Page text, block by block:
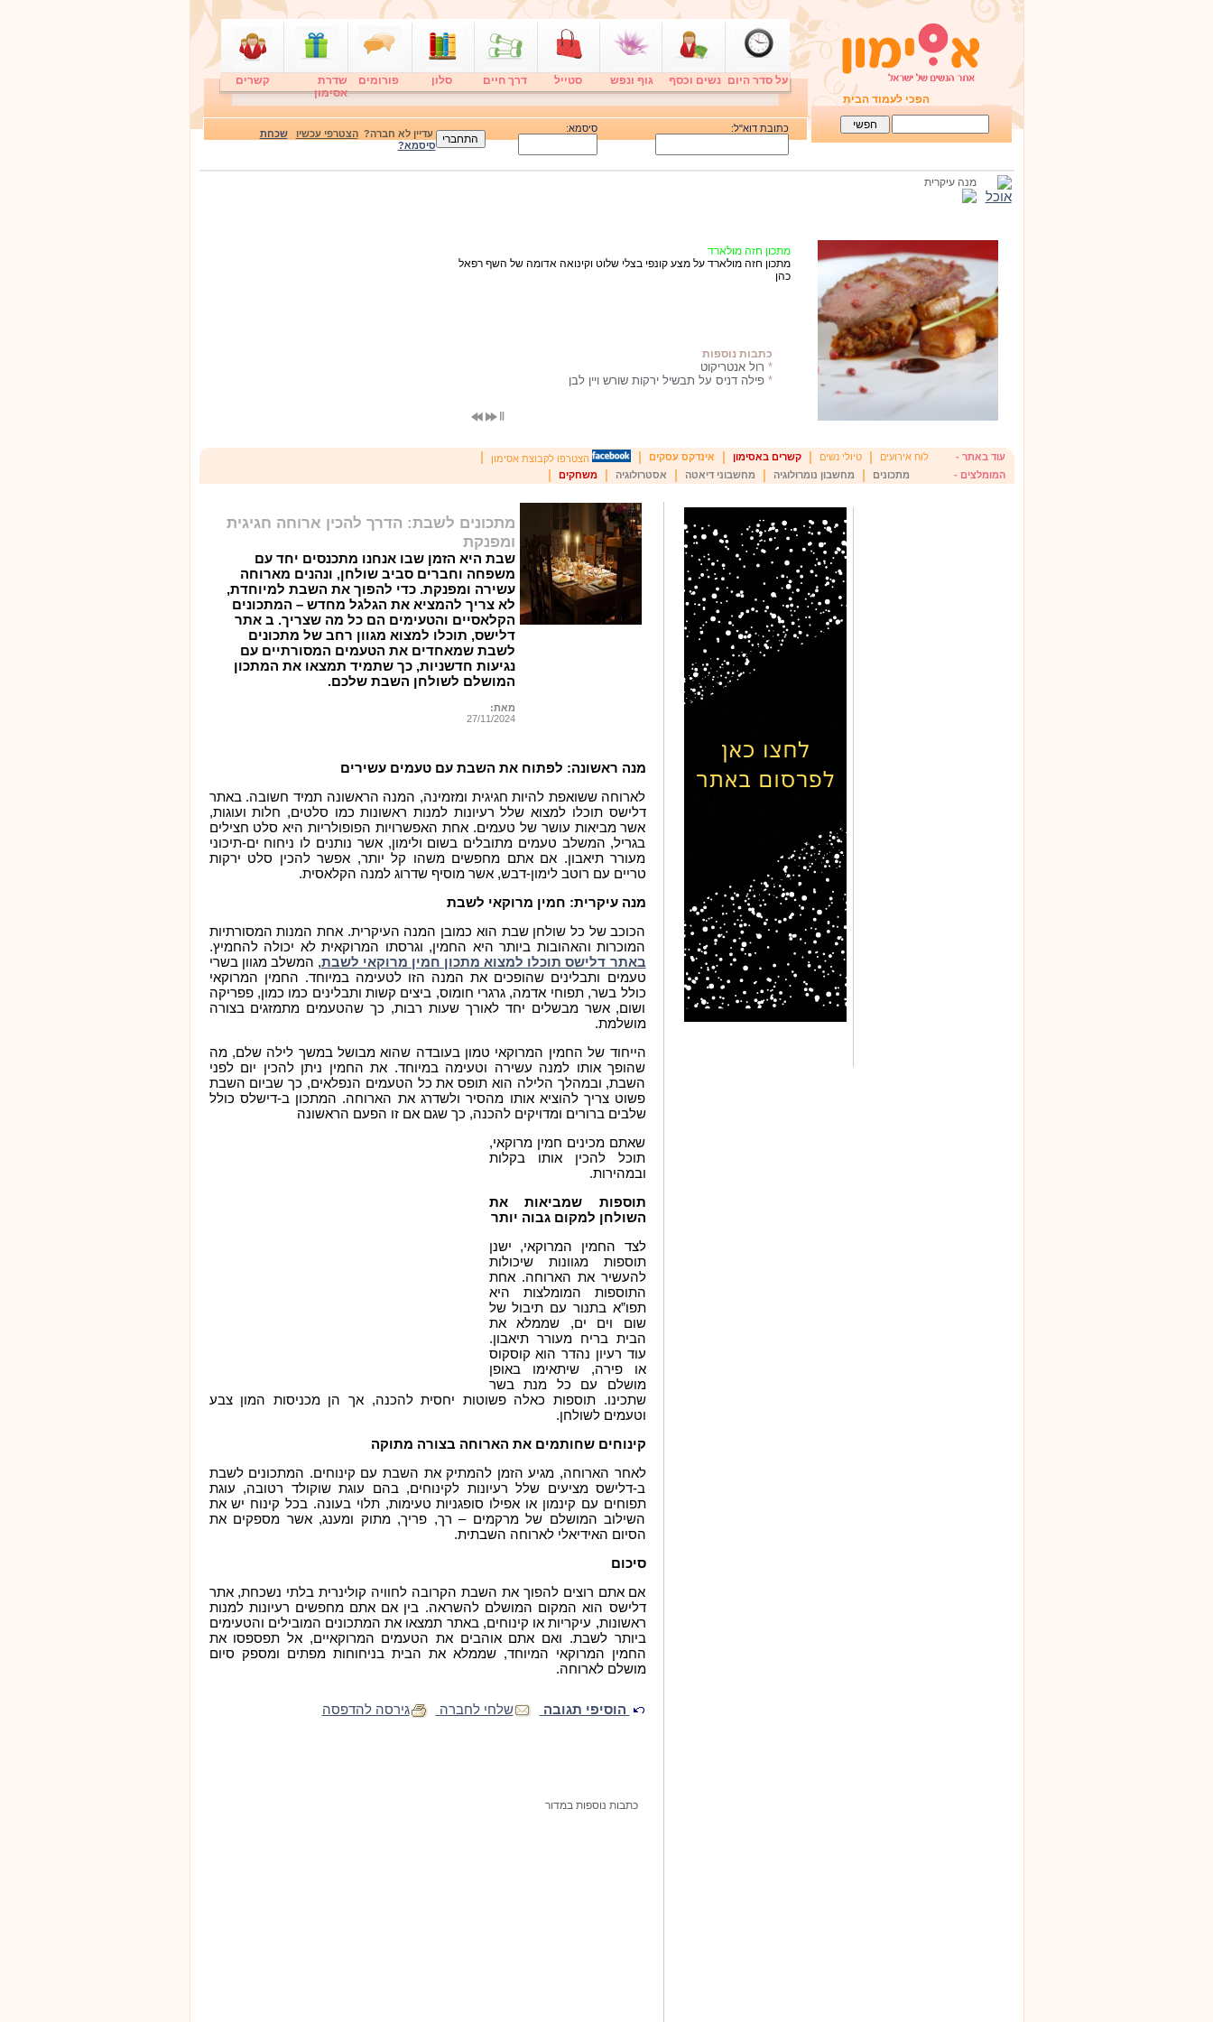
הפכי לעמוד הבית
על סדר היום נשים וכסף גוף ונפש סטייל דרך חיים סלון פורומים
שדרת
אסימון
קשרים
כתובת דוא"ל: סיסמא: עדיין לא חברה?הצטרפי עכשיו
שכחת
סיסמא?
מנה עיקרית
מתכון חזה מולארד
מתכון חזה מולארד על מצע קונפי בצלי שלוט וקינואה אדומה של השף רפאל
כהן
כתבות נוספות
* רול אנטריקוט
*פילה דניס על תבשיל ירקות שורש ויין לבן
עוד באתר - לוח אירועים |טיולי נשים |קשרים באסימון אינדקס עסקים הצטרפו לקבוצת אסימון
המומלצים - מתכונים מחשבון נומרולוגיה מחשבוני דיאטה אסטרולוגיה |משחקים
מתכונים לשבת: הדרך להכין ארוחה חגיגית
ומפנקת
שבת היא הזמן שבו אנחנו מתכנסים יחד עם
משפחה וחברים סביב שולחן, ונהנים מארוחה
עשירה ומפנקת. כדי להפוך את השבת למיוחדת,
לא צריך להמציא את הגלגל מחדש – המתכונים
הקלאסיים והטעימים הם כל מה שצריך. ב אתר
דלישס, תוכלו למצוא מגוון רחב של מתכונים
לשבת שמאחדים את הטעמים המסורתיים עם
נגיעות חדשניות, כך שתמיד תמצאו את המתכון
המושלם לשולחן השבת שלכם.
מאת:
27/11/2024
מנה ראשונה: לפתוח את השבת עם טעמים עשירים
לארוחה ששואפת להיות חגיגית ומזמינה, המנה הראשונה תמיד חשובה. באתר
דלישס תוכלו למצוא שלל רעיונות למנות ראשונות כמו סלטים, חלות ועוגות,
אשר מביאות עושר של טעמים. אחת האפשרויות הפופולריות היא סלט חצילים
בגריל, המשלב טעמים מתובלים בשום ולימון, אשר נותנים לו ניחוח ים-תיכוני
מעורר תיאבון. אם אתם מחפשים משהו קל יותר, אפשר להכין סלט ירקות
טריים עם רוטב לימון-דבש, אשר מוסיף שדרוג למנה הקלאסית.
מנה עיקרית: חמין מרוקאי לשבת
הכוכב של כל שולחן שבת הוא כמובן המנה העיקרית. אחת המנות המסורתיות
המוכרות והאהובות ביותר היא החמין, וגרסתו המרוקאית לא יכולה להחמיץ.
באתר דלישס תוכלו למצוא מתכון חמין מרוקאי לשבת, המשלב מגוון בשרי
טעמים ותבלינים שהופכים את המנה הזו לטעימה במיוחד. החמין המרוקאי
כולל בשר, תפוחי אדמה, גרגרי חומוס, ביצים קשות ותבלינים כמו כמון, פפריקה
ושום, אשר מבשלים יחד לאורך שעות רבות, כך שהטעמים מתמזגים בצורה
מושלמת.
הייחוד של החמין המרוקאי טמון בעובדה שהוא מבושל במשך לילה שלם, מה
שהופך אותו למנה עשירה וטעימה במיוחד. את החמין ניתן להכין יום לפני
השבת, ובמהלך הלילה הוא תופס את כל הטעמים הנפלאים, כך שביום השבת
פשוט צריך להוציא אותו מהסיר ולשדרג את הארוחה. המתכון ב-דישלס כולל
שלבים ברורים ומדויקים להכנה, כך שגם אם זו הפעם הראשונה
שאתם מכינים חמין מרוקאי,
תוכל להכין אותו בקלות
ובמהירות.
תוספות שמביאות את
השולחן למקום גבוה יותר
לצד החמין המרוקאי, ישנן
תוספות מגוונות שיכולות
להעשיר את הארוחה. אחת
התוספות המומלצות היא
תפו”א בתנור עם תיבול של
שום וים ים, שממלא את
הבית בריח מעורר תיאבון.
עוד רעיון נהדר הוא קוסקוס
או פירה, שיתאימו באופן
מושלם עם כל מנת בשר
שתכינו. תוספות כאלה פשוטות יחסית להכנה, אך הן מכניסות המון צבע
וטעמים לשולחן.
קינוחים שחותמים את הארוחה בצורה מתוקה
לאחר הארוחה, מגיע הזמן להמתיק את השבת עם קינוחים. המתכונים לשבת
ב-דלישס מציעים שלל רעיונות לקינוחים, בהם עוגת שוקולד רטובה, עוגת
תפוחים עם קינמון או אפילו סופגניות טעימות, תלוי בעונה. בכל קינוח יש את
השילוב המושלם של מרקמים – רך, פריך, מתוק ומענג, אשר מספקים את
הסיום האידיאלי לארוחה השבתית.
סיכום
אם אתם רוצים להפוך את השבת הקרובה לחוויה קולינרית בלתי נשכחת, אתר
דלישס הוא המקום המושלם להשראה. בין אם אתם מחפשים רעיונות למנות
ראשונות, עיקריות או קינוחים, באתר תמצאו את המתכונים המובילים והטעימים
ביותר לשבת. ואם אתם אוהבים את הטעמים המרוקאיים, אל תפספסו את
החמין המרוקאי המיוחד, שממלא את הבית בניחוחות מפתים ומספק סיום
מושלם לארוחה.
הוסיפי תגובה שלחי לחברה גירסה להדפסה
כתבות נוספות במדור